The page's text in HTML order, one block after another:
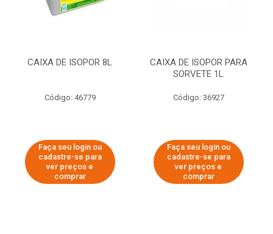
CAIXA DE ISOPOR 8L
Código: 46779
Faça seu login ou
cadastre-se para
ver preços e
comprar
CAIXA DE ISOPOR PARA
SORVETE 1L
Código: 36927
Faça seu login ou
cadastre-se para
ver preços e
comprar